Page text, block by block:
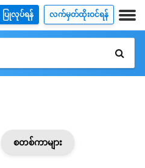
ပြုလုပ်ရန် လက်မှတ်ထိုးဝင်ရန်
စတစ်ကာများ